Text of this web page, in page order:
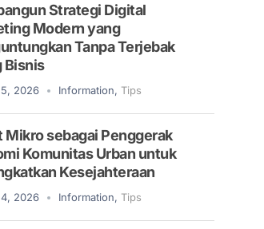
Strategi Digital
Modern yang
Tanpa Terjebak
Bisnis
2026 Information, Tips
Mikro sebagai Penggerak
Komunitas Urban untuk
Kesejahteraan
2026 Information, Tips